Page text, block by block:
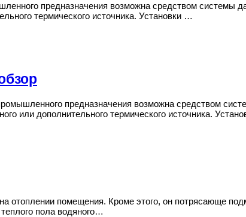
предназначения возможна средством системы
термического источника. Установки …
предназначения возможна средством
или дополнительного термического источника.
отоплении помещения. Кроме этого, он потрясающе
пола водяного…